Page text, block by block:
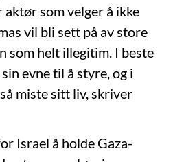
aktør som velger å ikke
vil bli sett på av store
som helt illegitim. I beste
evne til å styre, og i
miste sitt liv, skriver
Israel å holde Gaza-